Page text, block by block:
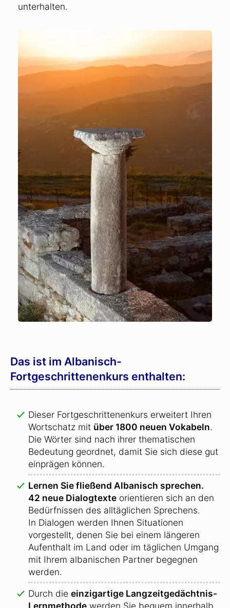
unterhalten.
Das ist im Albanisch-
Fortgeschrittenenkurs enthalten:
Dieser Fortgeschrittenenkurs erweitert Ihren
Wortschatz mit über 1800 neuen Vokabeln.
Die Wörter sind nach ihrer thematischen
Bedeutung geordnet, damit Sie sich diese gut
einprägen können.
Lernen Sie fließend Albanisch sprechen.
42 neue Dialogtexte orientieren sich an den
Bedürfnissen des alltäglichen Sprechens.
In Dialogen werden Ihnen Situationen
vorgestellt, denen Sie bei einem längeren
Aufenthalt im Land oder im täglichen Umgang
mit Ihrem albanischen Partner begegnen
werden.
Durch die einzigartige Langzeitgedächtnis-
Lernmethode werden Sie bequem innerhalb